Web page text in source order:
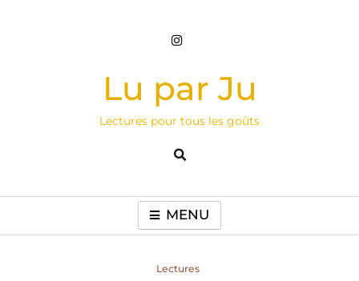
Lu par Ju
Lectures pour tous les goûts
MENU
Lectures